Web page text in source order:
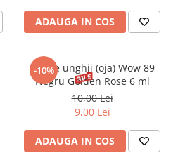
ADAUGA IN COS
-10%
Lac de unghii (oja) Wow 89
Negru Golden Rose 6 ml
10,00 Lei
9,00 Lei
ADAUGA IN COS